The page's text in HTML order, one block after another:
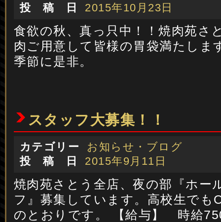
投 稿 日
2015年10月23日
食欲の秋、真っ只中！！焼肉苑さ
肉ご用意して皆様の胃袋満たしま
季節に是非。
スタッフ大募集！！
カテゴリー
お知らせ・ブログ
投 稿 日
2015年9月11日
焼肉苑さとう全店、夜の部『ホー
フ』募集しています。高校生でも
のとおりです。 【給与】 時給